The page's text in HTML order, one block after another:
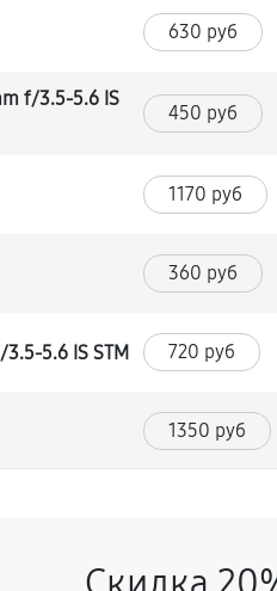
630 руб
f/3.5-5.6 IS
450 руб
1170 руб
360 руб
5.6 IS STM 720 руб
1350 руб